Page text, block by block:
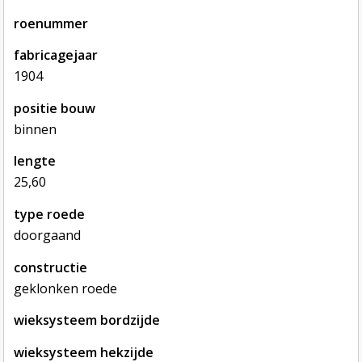
roenummer
fabricagejaar
1904
positie bouw
binnen
lengte
25,60
type roede
doorgaand
constructie
geklonken roede
wieksysteem bordzijde
wieksysteem hekzijde